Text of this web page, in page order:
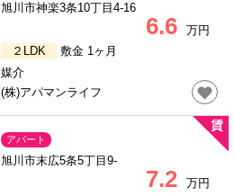
旭川市神楽3条10丁目4-16
6.6
万円
２LDK
敷金 1ヶ月
媒介
(株)アパマンライフ
アパート
旭川市末広5条5丁目9-
7.2
万円